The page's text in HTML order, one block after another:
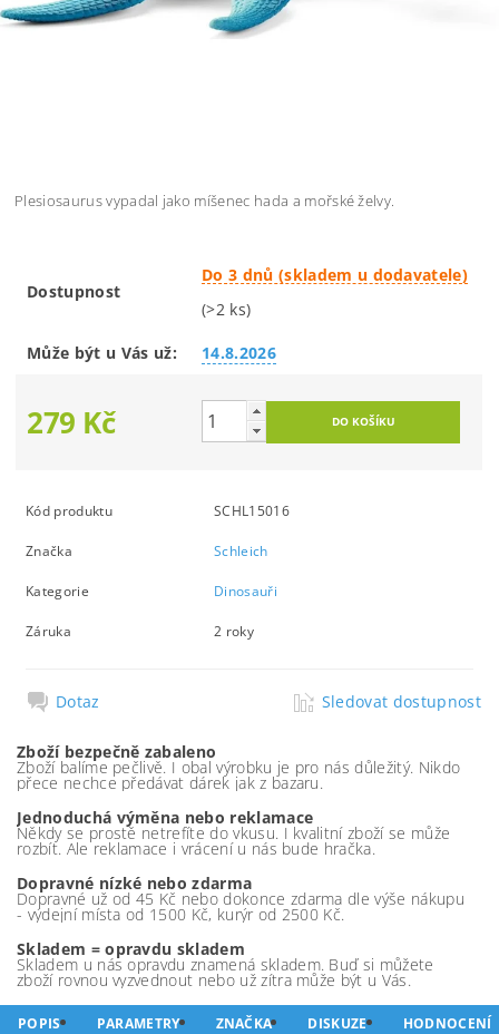
Plesiosaurus vypadal jako míšenec hada a mořské želvy.
Dostupnost
Do 3 dnů (skladem u dodavatele)
(>2 ks)
Může být u Vás už: 14.8.2026
279 Kč
Kód produktu SCHL15016
Značka Schleich
Kategorie Dinosauři
Záruka 2 roky
Dotaz Sledovat dostupnost
Zboží bezpečně zabaleno
Zboží balíme pečlivě. I obal výrobku je pro nás důležitý. Nikdo
přece nechce předávat dárek jak z bazaru.
Jednoduchá výměna nebo reklamace
Někdy se prostě netrefíte do vkusu. I kvalitní zboží se může
rozbít. Ale reklamace i vrácení u nás bude hračka.
Dopravné nízké nebo zdarma
Dopravné už od 45 Kč nebo dokonce zdarma dle výše nákupu
- výdejní místa od 1500 Kč, kurýr od 2500 Kč.
Skladem = opravdu skladem
Skladem u nás opravdu znamená skladem. Buď si můžete
zboží rovnou vyzvednout nebo už zítra může být u Vás.
POPIS PARAMETRY ZNAČKA DISKUZE HODNOCENÍ